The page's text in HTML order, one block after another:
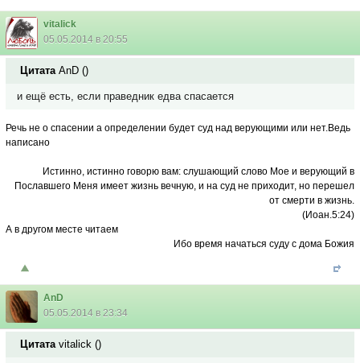
vitalick
05.05.2014 в 20:55
Цитата AnD ()
и ещё есть, если праведник едва спасается
Речь не о спасении а определении будет суд над верующими или нет.Ведь
написано
Истинно, истинно говорю вам: слушающий слово Мое и верующий в
Пославшего Меня имеет жизнь вечную, и на суд не приходит, но перешел
от смерти в жизнь.
(Иоан.5:24)
А в другом месте читаем
Ибо время начаться суду с дома Божия
AnD
05.05.2014 в 23:34
Цитата vitalick ()